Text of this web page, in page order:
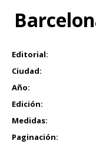
Editorial:
Ciudad:
Año:
Edición:
Medidas:
Paginación: